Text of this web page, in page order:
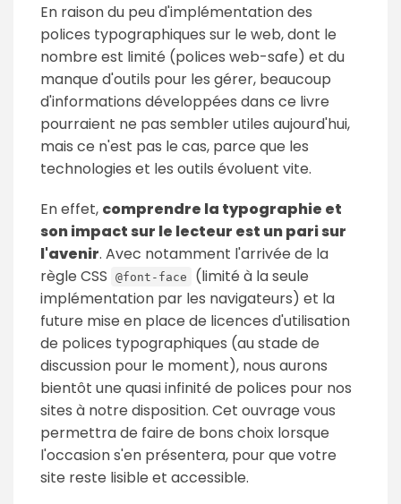
En raison du peu d'implémentation des
polices typographiques sur le web, dont le
nombre est limité (polices web-safe) et du
manque d'outils pour les gérer, beaucoup
d'informations développées dans ce livre
pourraient ne pas sembler utiles aujourd'hui,
mais ce n'est pas le cas, parce que les
technologies et les outils évoluent vite.
En effet, comprendre la typographie et
son impact sur le lecteur est un pari sur
l'avenir. Avec notamment l'arrivée de la
règle CSS
@font-face
(limité à la seule
implémentation par les navigateurs) et la
future mise en place de licences d'utilisation
de polices typographiques (au stade de
discussion pour le moment), nous aurons
bientôt une quasi infinité de polices pour nos
sites à notre disposition. Cet ouvrage vous
permettra de faire de bons choix lorsque
l'occasion s'en présentera, pour que votre
site reste lisible et accessible.